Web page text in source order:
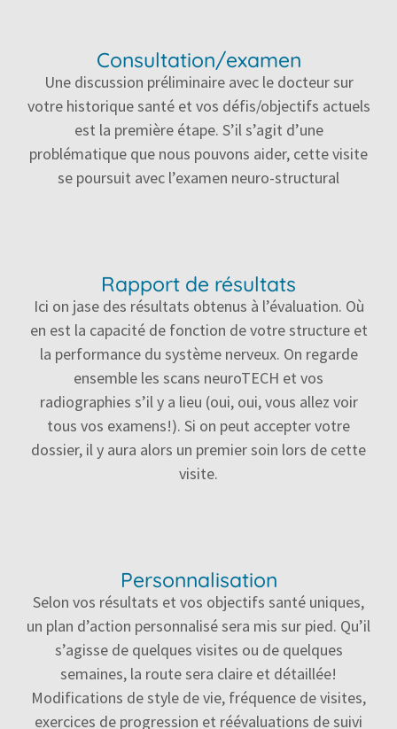
Consultation/examen
Une discussion préliminaire avec le docteur sur
votre historique santé et vos défis/objectifs actuels
est la première étape. S’il s’agit d’une
problématique que nous pouvons aider, cette visite
se poursuit avec l’examen neuro-structural
Rapport de résultats
Ici on jase des résultats obtenus à l’évaluation. Où
en est la capacité de fonction de votre structure et
la performance du système nerveux. On regarde
ensemble les scans neuroTECH et vos
radiographies s’il y a lieu (oui, oui, vous allez voir
tous vos examens!). Si on peut accepter votre
dossier, il y aura alors un premier soin lors de cette
visite.
Personnalisation
Selon vos résultats et vos objectifs santé uniques,
un plan d’action personnalisé sera mis sur pied. Qu’il
s’agisse de quelques visites ou de quelques
semaines, la route sera claire et détaillée!
Modifications de style de vie, fréquence de visites,
exercices de progression et réévaluations de suivi